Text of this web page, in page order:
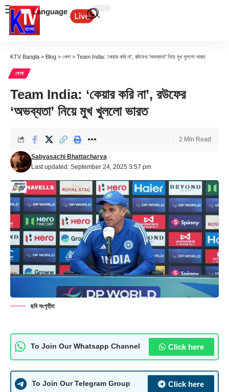
Language
KTV Bangla > Blog > খেলা > Team India: ‘কেয়ার করি না’, রউফের ‘অভব্যতা’ নিয়ে মুখ খুললো ভারত
খেলা
Team India: ‘কেয়ার করি না’, রউফের
‘অভব্যতা’ নিয়ে মুখ খুললো ভারত
Last updated: September 24, 2025 3:57 pm
Sabyasachi Bhattacharya
2 Min Read
ছবি সংগৃহীত
To Join Our Whatsapp Channel Click here
To Join Our Telegram Group Click here